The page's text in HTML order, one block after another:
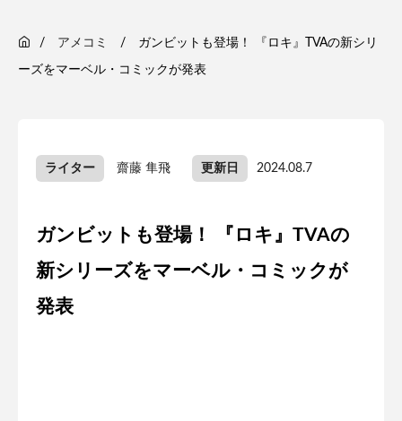
アメコミ ガンビットも登場！ 『ロキ』TVAの新シリ
ーズをマーベル・コミックが発表
ライター 齋藤 隼飛 更新日 2024.08.7
ガンビットも登場！ 『ロキ』TVAの
新シリーズをマーベル・コミックが
発表